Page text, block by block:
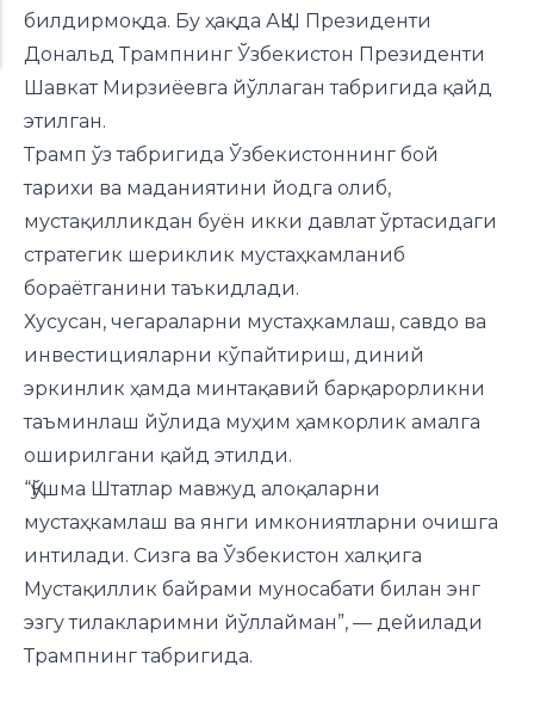
билдирмоқда. Бу ҳақда АҚШ Президенти
Дональд Трампнинг Ўзбекистон Президенти
Шавкат Мирзиёевга йўллаган табригида қайд
этилган.
Трамп ўз табригида Ўзбекистоннинг бой
тарихи ва маданиятини йодга олиб,
мустақилликдан буён икки давлат ўртасидаги
стратегик шериклик мустаҳкамланиб
бораётганини таъкидлади.
Хусусан, чегараларни мустаҳкамлаш, савдо ва
инвестицияларни кўпайтириш, диний
эркинлик ҳамда минтақавий барқарорликни
таъминлаш йўлида муҳим ҳамкорлик амалга
оширилгани қайд этилди.
“Қўшма Штатлар мавжуд алоқаларни
мустаҳкамлаш ва янги имкониятларни очишга
интилади. Сизга ва Ўзбекистон халқига
Мустақиллик байрами муносабати билан энг
эзгу тилакларимни йўллайман”, — дейилади
Трампнинг табригида.